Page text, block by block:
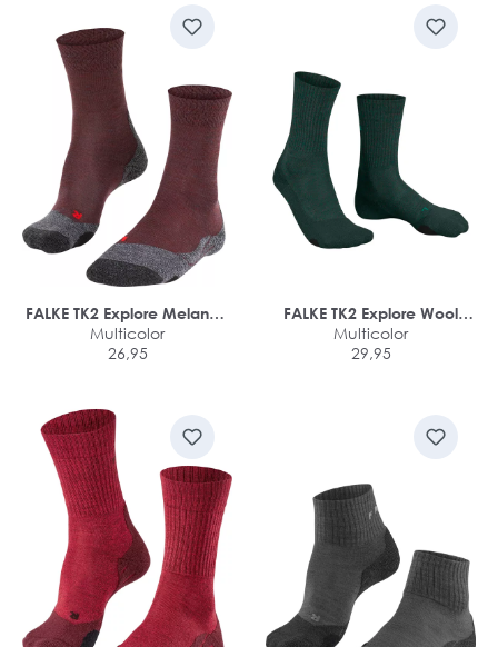
FALKE TK2 Explore Melange
dames trekking sokken
Multicolor
26,95
FALKE TK2 Explore Wool
dames trekking sokken
Multicolor
29,95